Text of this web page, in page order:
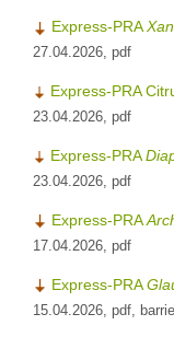
Express-PRA
27.04.2026, pdf
Express-PRA
23.04.2026, pdf
Express-PRA
23.04.2026, pdf
Express-PRA
17.04.2026, pdf
Express-PRA
15.04.2026, pdf,